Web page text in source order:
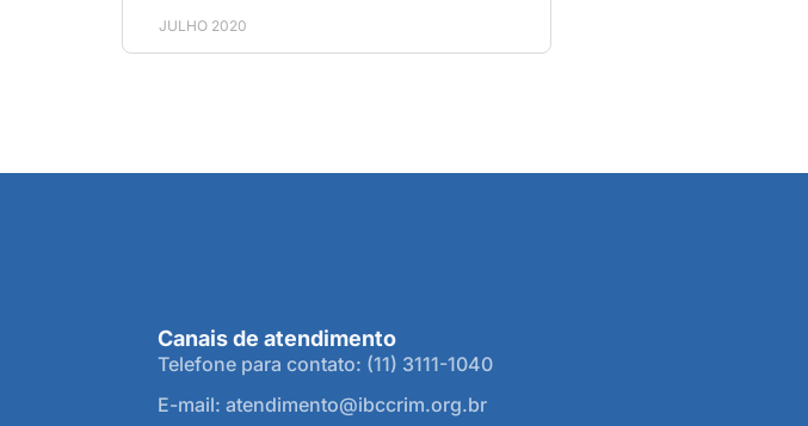
JULHO 2020
Canais de atendimento
Telefone para contato: (11) 3111-1040
E-mail: atendimento@ibccrim.org.br